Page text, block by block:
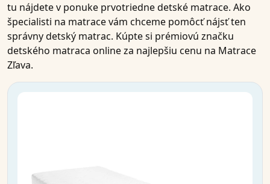
tu nájdete v ponuke prvotriednedetské matrace. Ako
špecialisti na matracevám chceme pomôcť nájsť ten
správnydetský matrac. Kúpte si prémiovú značku
detského matraca onlineza najlepšiu cenu na Matrace
Zľava.